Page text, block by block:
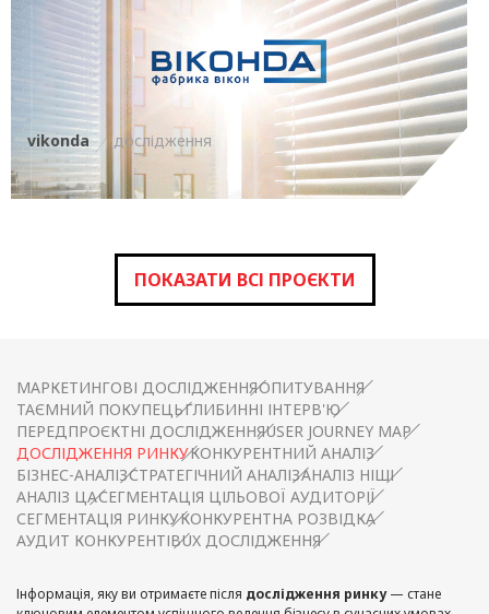
vikonda дослідження
ПОКАЗАТИ ВСІ ПРОЄКТИ
МАРКЕТИНГОВІ ДОСЛІДЖЕННЯОПИТУВАННЯ
ТАЄМНИЙ ПОКУПЕЦЬГЛИБИННІ ІНТЕРВ'Ю
ПЕРЕДПРОЄКТНІ ДОСЛІДЖЕННЯUSER JOURNEY MAP
ДОСЛІДЖЕННЯ РИНКУКОНКУРЕНТНИЙ АНАЛІЗ
БІЗНЕС-АНАЛІЗСТРАТЕГІЧНИЙ АНАЛІЗАНАЛІЗ НІШІ
АНАЛІЗ ЦАСЕГМЕНТАЦІЯ ЦІЛЬОВОЇ АУДИТОРІЇ
СЕГМЕНТАЦІЯ РИНКУКОНКУРЕНТНА РОЗВІДКА
АУДИТ КОНКУРЕНТІВUX ДОСЛІДЖЕННЯ
Інформація, яку ви отримаєте після дослідження ринку— стане